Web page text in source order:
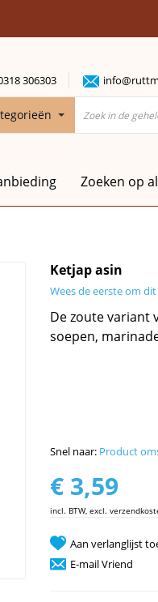
306303
Zoeken op
Ketjap asin
Wees de eerste om
De zoute variant
soepen,
Snel naar: Product
€ 3,59
incl. BTW, excl.
Aan verlanglijst
E-mail Vriend